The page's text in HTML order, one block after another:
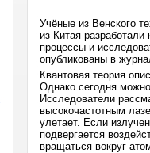
Учёные из Венского
из Китая
процессы и
опубликованы в
Квантовая теория
Однако сегодня
Исследователи
высокочастотным
улетает. Если
подвергается
вращаться вокруг